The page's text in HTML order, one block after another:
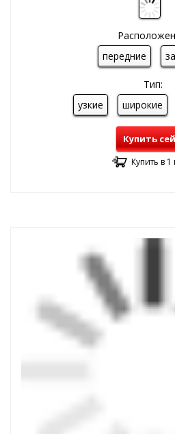
передние
Тип:
узкие
широкие
Купить
Купить в 1